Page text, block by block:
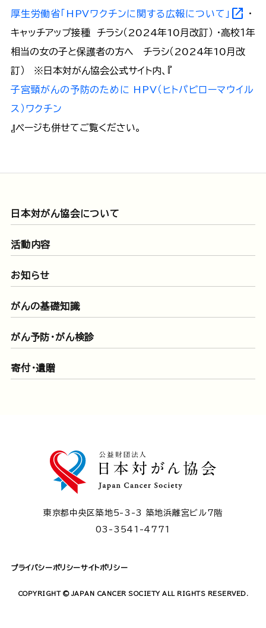
厚生労働省「HPVワクチンに関する広報について」 open_in_new
・
キャッチアップ接種 チラシ（2024年10月改訂） ・高校１年
相当の女の子と保護者の方へ チラシ（2024年10月改
訂） ※日本対がん協会公式サイト内、『
子宮頸がんの予防のために HPV（ヒトパピローマウイル
ス）ワクチン
』ページも併せてご覧ください。
日本対がん協会について
活動内容
お知らせ
がんの基礎知識
がん予防・がん検診
寄付・遺贈
東京都中央区築地5-3-3 築地浜離宮ビル7階
03-3541-4771
プライバシーポリシーサイトポリシー
COPYRIGHT © JAPAN CANCER SOCIETY ALL RIGHTS RESERVED.